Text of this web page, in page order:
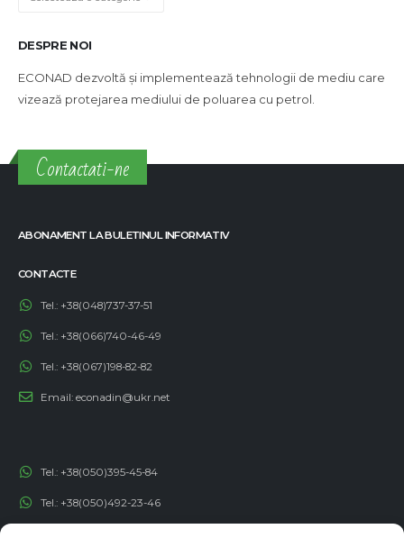
DESPRE NOI
ECONAD dezvoltă și implementează tehnologii de mediu care
vizează protejarea mediului de poluarea cu petrol.
Contactati-ne
ABONAMENT LA BULETINUL INFORMATIV
CONTACTE
Tel.: +38(048)737-37-51
Tel.: +38(066)740-46-49
Tel.: +38(067)198-82-82
Email: econadin@ukr.net
Tel.: +38(050)395-45-84
Tel.: +38(050)492-23-46